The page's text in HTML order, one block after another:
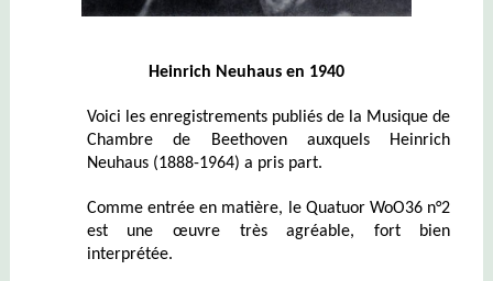
Heinrich Neuhaus en 1940
Voici les enregistrements publiés de la Musique de
Chambre de Beethoven auxquels Heinrich
Neuhaus (1888-1964) a pris part.
Comme entrée en matière, le Quatuor WoO36 n°2
est une œuvre très agréable, fort bien
interprétée.